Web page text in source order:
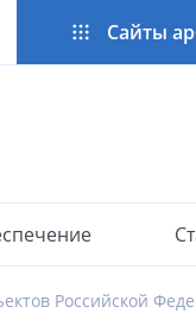
Сайты
Российской